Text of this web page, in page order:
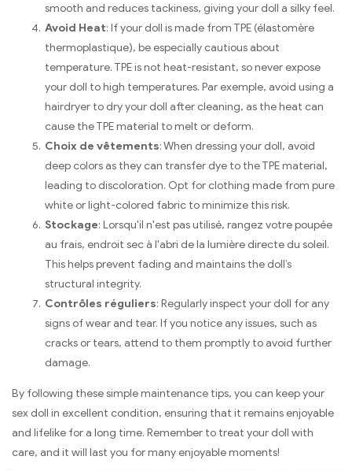
smooth and reduces tackiness, giving your doll a silky feel.
Avoid Heat: If your doll is made from TPE (élastomère
thermoplastique), be especially cautious about
temperature. TPE is not heat-resistant, so never expose
your doll to high temperatures. Par exemple, avoid using a
hairdryer to dry your doll after cleaning, as the heat can
cause the TPE material to melt or deform.
Choix de vêtements:When dressing your doll, avoid
deep colors as they can transfer dye to the TPE material,
leading to discoloration. Opt for clothing made from pure
white or light-colored fabric to minimize this risk.
Stockage: Lorsqu'il n'est pas utilisé, rangez votre poupée
au frais, endroit sec à l'abri de la lumière directe du soleil.
This helps prevent fading and maintains the doll’s
structural integrity.
Contrôles réguliers: Regularly inspect your doll for any
signs of wear and tear. If you notice any issues, such as
cracks or tears, attend to them promptly to avoid further
damage.
By following these simple maintenance tips, you can keep your
sex doll in excellent condition, ensuring that it remains enjoyable
and lifelike for a long time. Remember to treat your doll with
care, and it will last you for many enjoyable moments!